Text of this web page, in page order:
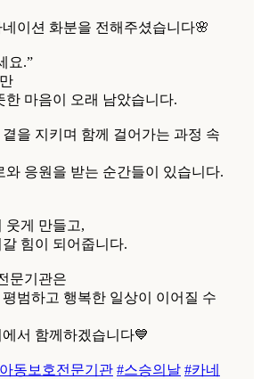
이션 화분을 전해주셨습니다🌸
요.”
한 마음이 오래 남았습니다.
을 지키며 함께 걸어가는 과정 속
와 응원을 받는 순간들이 있습니다.
웃게 만들고,
힘이 되어줍니다.
문기관은
범하고 행복한 일상이 이어질 수
서 함께하겠습니다💙
동보호전문기관 #스승의날 #카네